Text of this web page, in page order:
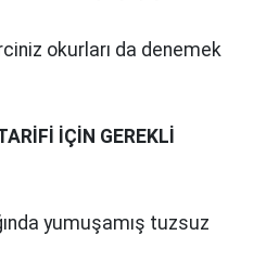
okurları da denemek
İÇİN GEREKLİ
yumuşamış tuzsuz